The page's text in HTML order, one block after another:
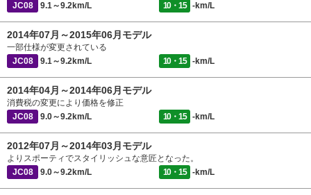
JC08
9.1～9.2km/L 10・15 -km/L
2014年07月～2015年06月モデル
一部仕様が変更されている
JC08
9.1～9.2km/L 10・15 -km/L
2014年04月～2014年06月モデル
消費税の変更により価格を修正
JC08
9.0～9.2km/L 10・15 -km/L
2012年07月～2014年03月モデル
よりスポーティでスタイリッシュな意匠となった。
JC08
9.0～9.2km/L 10・15 -km/L